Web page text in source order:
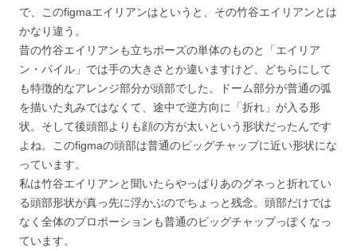
で、このfigmaエイリアンはというと、その竹谷エイリアンとは
かなり違う。
昔の竹谷エイリアンも立ちポーズの単体のものと「エイリア
ン・パイル」では手の大きさとか違いますけど、どちらにして
も特徴的なアレンジ部分が頭部でした。ドーム部分が普通の弧
を描いた丸みではなくて、途中で逆方向に「折れ」が入る形
状。そして後頭部よりも顔の方が太いという形状だったんです
よね。このfigmaの頭部は普通のビッグチャップに近い形状にな
っています。
私は竹谷エイリアンと聞いたらやっぱりあのグネっと折れてい
る頭部形状が真っ先に浮かぶのでちょっと残念。頭部だけでは
なく全体のプロポーションも普通のビッグチャップっぽくなっ
ています。